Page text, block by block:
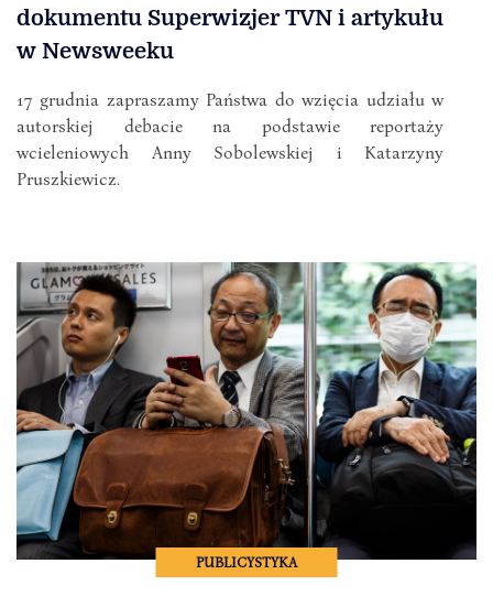
dokumentu Superwizjer TVN i artykułu
w Newsweeku
17 grudnia zapraszamy Państwa do wzięcia udziału w
autorskiej debacie na podstawie reportaży
wcieleniowych Anny Sobolewskiej i Katarzyny
Pruszkiewicz.
PUBLICYSTYKA